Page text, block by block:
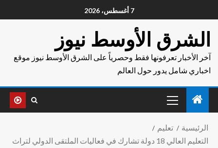
7 أغسطس، 2026
الشرق الأوسط نيوز
آخر الأخبار تعرفونها فقط وحصرياً على الشرق الأوسط نيوز موقع
اخباري شامل يدور حول العالم
الرئيسية
تعليم
التعليم العالي 18 دولة تشارك في فعاليات الملتقى الدولي لتراث